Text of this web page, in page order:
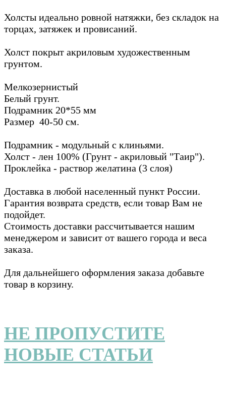
Холсты идеально ровной натяжки, без складок на
торцах, затяжек и провисаний.
Холст покрыт акриловым художественным
грунтом.
Мелкозернистый
Белый грунт.
Подрамник 20*55 мм
Размер 40-50 см.
Подрамник - модульный с клиньями.
Холст - лен 100% (Грунт - акриловый "Таир").
Проклейка - раствор желатина (3 слоя)
Доставка в любой населенный пункт России.
Гарантия возврата средств, если товар Вам не
подойдет.
Стоимость доставки рассчитывается нашим
менеджером и зависит от вашего города и веса
заказа.
Для дальнейшего оформления заказа добавьте
товар в корзину.
НЕ ПРОПУСТИТЕ
НОВЫЕ СТАТЬИ